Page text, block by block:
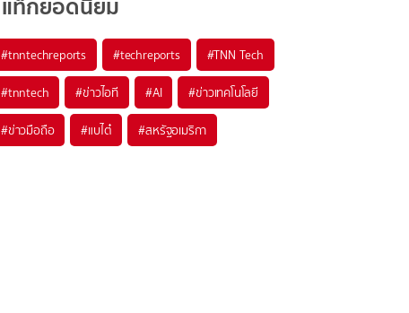
#tnntechreports #techreports #TNN Tech
#tnntech #ข่าวไอที #AI #ข่าวเทคโนโลยี
#ข่าวมือถือ #แบไต๋ #สหรัฐอเมริกา